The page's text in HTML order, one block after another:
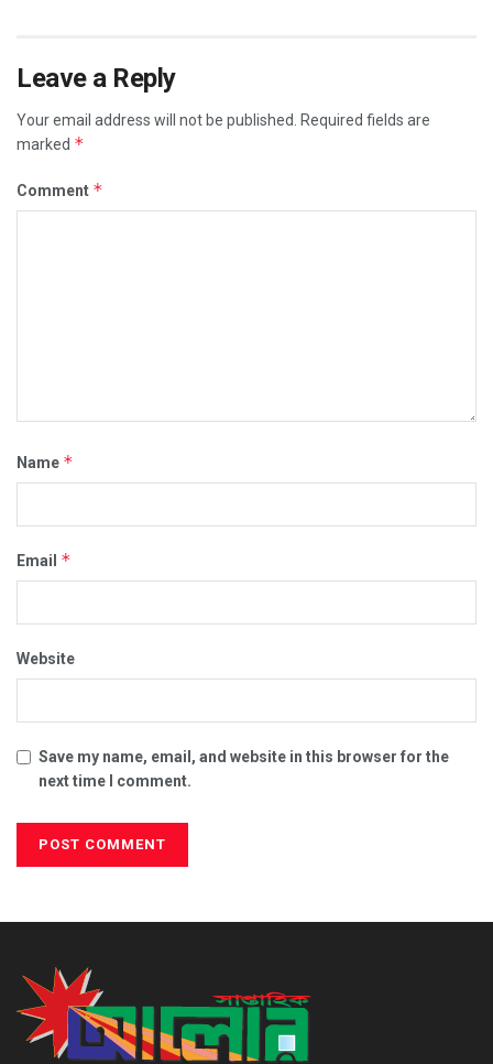
Leave a Reply
Your email address will not be published.
Required fields are
marked *
Comment *
Name *
Email *
Website
Save my name, email, and website in this browser for the
next time I comment.